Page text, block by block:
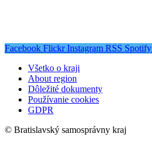
Facebook Flickr Instagram RSS Spotify
Všetko o kraji
About region
Dôležité dokumenty
Používanie cookies
GDPR
© Bratislavský samosprávny kraj